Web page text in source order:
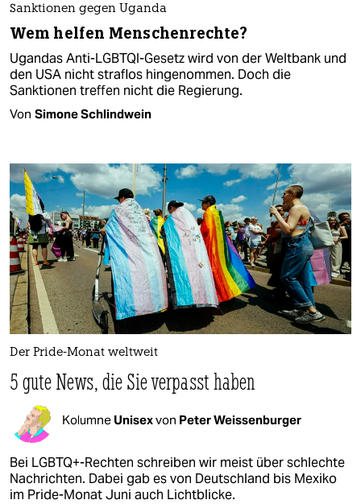
Sanktionen gegen Uganda
Wem helfen Menschenrechte?
Ugandas Anti-LGBTQI-Gesetz wird von der Weltbank und
den USA nicht straflos hingenommen. Doch die
Sanktionen treffen nicht die Regierung.
Von Simone Schlindwein
Der Pride-Monat weltweit
5 gute News, die Sie verpasst haben
Kolumne Unisexvon Peter Weissenburger
Bei LGBTQ+-Rechten schreiben wir meist über schlechte
Nachrichten. Dabei gab es von Deutschland bis Mexiko
im Pride-Monat Juni auch Lichtblicke.